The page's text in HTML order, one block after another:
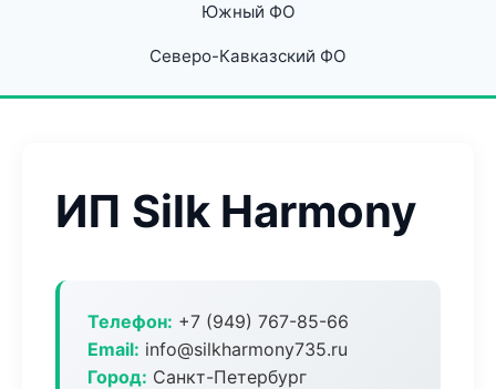
Южный ФО
Северо-Кавказский ФО
ИП Silk Harmony
Телефон: +7 (949) 767-85-66
Email: info@silkharmony735.ru
Город: Санкт-Петербург